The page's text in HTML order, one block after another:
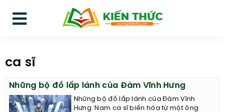
ca sĩ
Những bộ đồ lấp lánh của Đàm Vĩnh Hưng
Những bộ đồ lấp lánh của Đàm Vĩnh
Hưng. Nam ca sĩ biến hóa từ một ông